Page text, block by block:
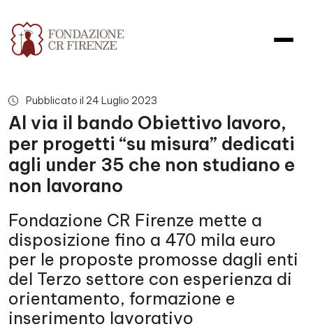
Al via il bando Obiettivo
Pubblicato il 24 Luglio 2023
Al via il bando Obiettivo lavoro,
per progetti “su misura” dedicati
agli under 35 che non studiano e
non lavorano
Fondazione CR Firenze mette a
disposizione fino a 470 mila euro
per le proposte promosse dagli enti
del Terzo settore con esperienza di
orientamento, formazione e
inserimento lavorativo